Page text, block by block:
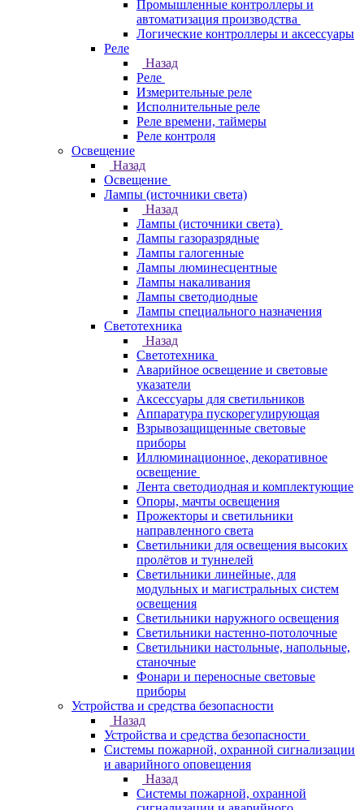
Промышленные контроллеры и
автоматизация производства
Логические контроллеры и аксессуары
Реле
Назад
Реле
Измерительные реле
Исполнительные реле
Реле времени, таймеры
Реле контроля
Освещение
Назад
Освещение
Лампы (источники света)
Назад
Лампы (источники света)
Лампы газоразрядные
Лампы галогенные
Лампы люминесцентные
Лампы накаливания
Лампы светодиодные
Лампы специального назначения
Светотехника
Назад
Светотехника
Аварийное освещение и световые
указатели
Аксессуары для светильников
Аппаратура пускорегулирующая
Взрывозащищенные световые
приборы
Иллюминационное, декоративное
освещение
Лента светодиодная и комплектующие
Опоры, мачты освещения
Прожекторы и светильники
направленного света
Светильники для освещения высоких
пролётов и туннелей
Светильники линейные, для
модульных и магистральных систем
освещения
Светильники наружного освещения
Светильники настенно-потолочные
Светильники настольные, напольные,
станочные
Фонари и переносные световые
приборы
Устройства и средства безопасности
Назад
Устройства и средства безопасности
Системы пожарной, охранной сигнализации
и аварийного оповещения
Назад
Системы пожарной, охранной